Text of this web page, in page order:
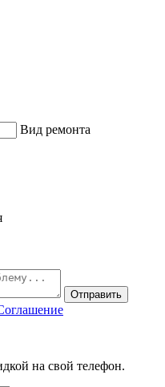
Вид ремонта
Отправить
на свой телефон.